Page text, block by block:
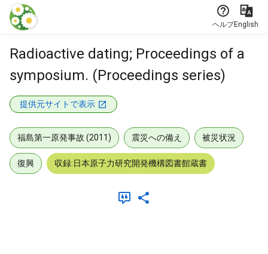
本文に飛ぶ
ヘルプEnglish
Radioactive dating; Proceedings of a
symposium. (Proceedings series)
提供元サイトで表示
福島第一原発事故 (2011) 震災への備え 被災状況
復興 収録:日本原子力研究開発機構図書館蔵書